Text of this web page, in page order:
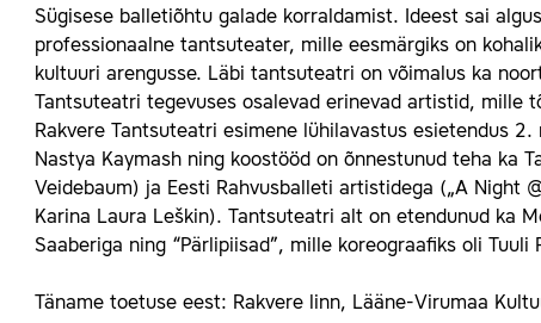
Sügisese balletiõhtu galade korraldamist. Ideest sai
professionaalne tantsuteater, mille eesmärgiks on
kultuuri arengusse. Läbi tantsuteatri on võimalus ka
Tantsuteatri tegevuses osalevad erinevad artistid, mille
Rakvere Tantsuteatri esimene lühilavastus esietendus
Nastya Kaymash ning koostööd on õnnestunud teha ka
Veidebaum) ja Eesti Rahvusballeti artistidega („A Night
Karina Laura Leškin). Tantsuteatri alt on etendunud ka
Saaberiga ning “Pärlipiisad”, mille koreograafiks oli Tuuli
Täname toetuse eest: Rakvere linn, Lääne-Virumaa